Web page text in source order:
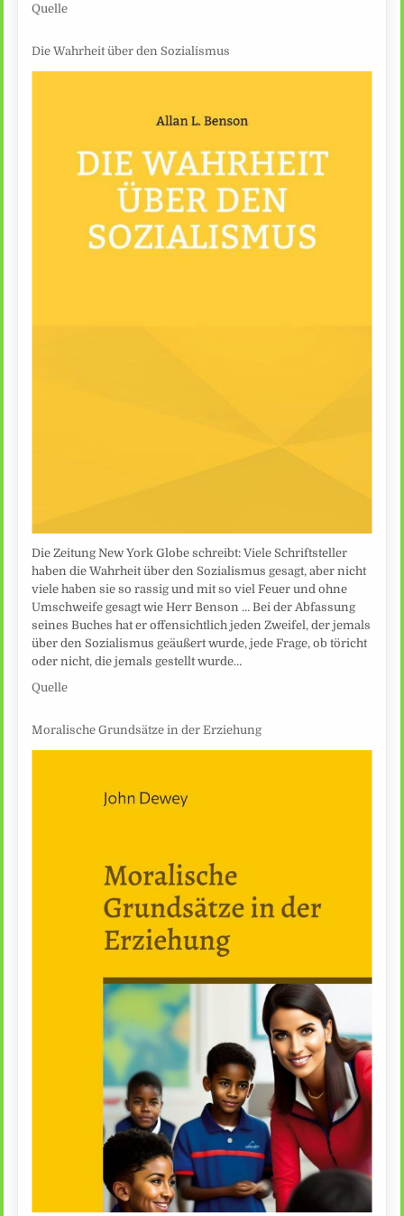
Quelle
Die Wahrheit über den Sozialismus
Die Zeitung New York Globe schreibt: Viele Schriftsteller
haben die Wahrheit über den Sozialismus gesagt, aber nicht
viele haben sie so rassig und mit so viel Feuer und ohne
Umschweife gesagt wie Herr Benson … Bei der Abfassung
seines Buches hat er offensichtlich jeden Zweifel, der jemals
über den Sozialismus geäußert wurde, jede Frage, ob töricht
oder nicht, die jemals gestellt wurde…
Quelle
Moralische Grundsätze in der Erziehung